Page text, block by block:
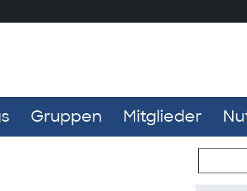
Gruppen Mitglieder